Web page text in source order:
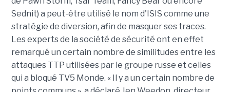
Sednit) a peut-être utilisé le nom d'ISIS comme une
stratégie de diversion, afin de masquer ses traces.
Les experts de la société de sécurité ont en effet
remarqué un certain nombre de similitudes entre les
attaques TTP utilisées par le groupe russe et celles
qui a bloqué TV5 Monde. « Il y a un certain nombre de